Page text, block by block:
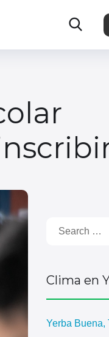
Clima en
Yerba Buena,